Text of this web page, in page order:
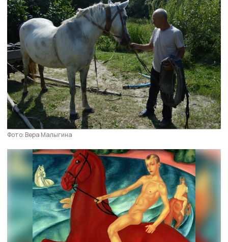
Фото: Вера Малыгина